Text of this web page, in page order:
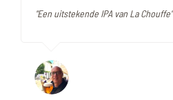
"Een uitstekende IPA van La Chouffe"